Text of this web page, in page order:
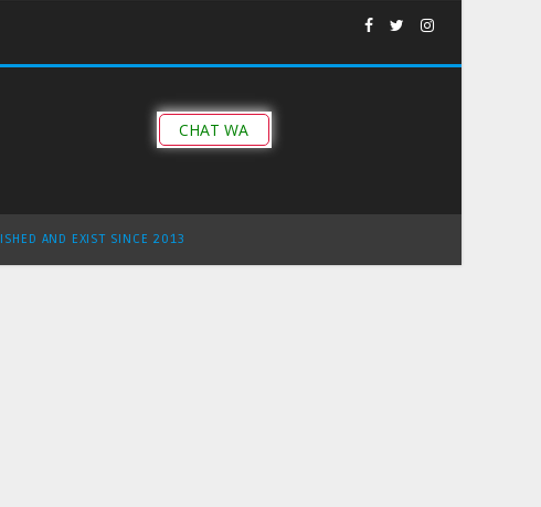
CHAT WA
AND EXIST SINCE 2013